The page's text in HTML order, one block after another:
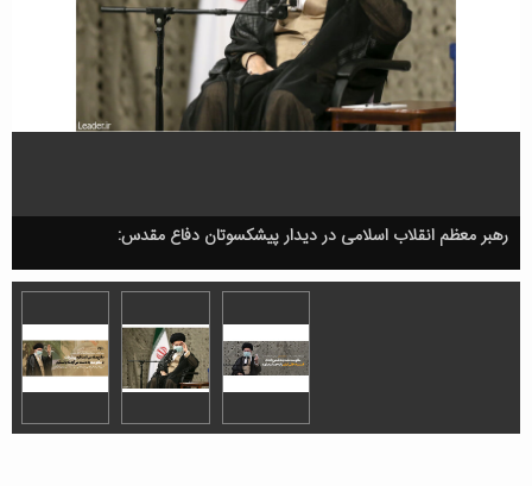
رهبر معظم انقلاب اسلامی در دیدار پیشکسوتان دفاع مقدس: